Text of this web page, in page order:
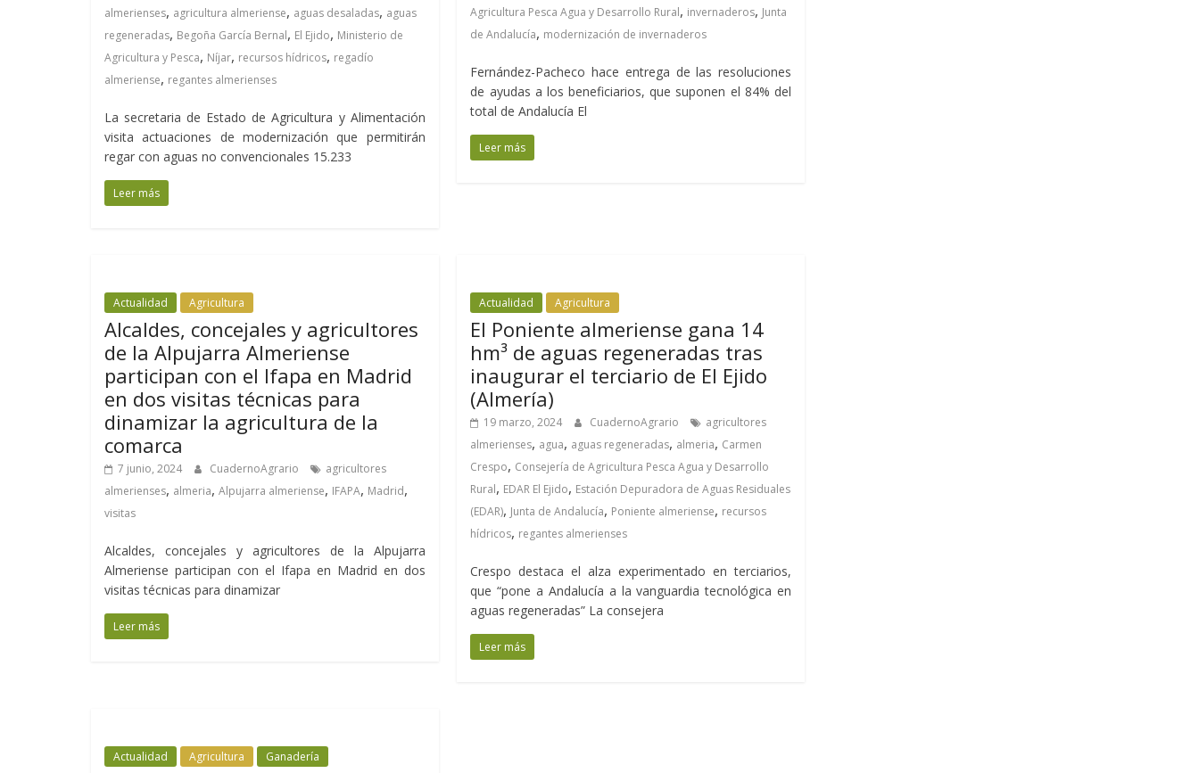
almerienses, agricultura almeriense, aguas desaladas, aguas
regeneradas, Begoña García Bernal, El Ejido, Ministerio de
Agricultura y Pesca, Níjar, recursos hídricos, regadío
almeriense, regantes almerienses
La secretaria de Estado de Agricultura y Alimentación
visita actuaciones de modernización que permitirán
regar con aguas no convencionales 15.233
Leer más
Agricultura Pesca Agua y Desarrollo Rural, invernaderos, Junta
de Andalucía, modernización de invernaderos
Fernández-Pacheco hace entrega de las resoluciones
de ayudas a los beneficiarios, que suponen el 84% del
total de Andalucía El
Leer más
Actualidad Agricultura
Alcaldes, concejales y agricultores
de la Alpujarra Almeriense
participan con el Ifapa en Madrid
en dos visitas técnicas para
dinamizar la agricultura de la
comarca
7 junio, 2024 CuadernoAgrario
agricultores
almerienses, almeria, Alpujarra almeriense, IFAPA, Madrid,
visitas
Alcaldes, concejales y agricultores de la Alpujarra
Almeriense participan con el Ifapa en Madrid en dos
visitas técnicas para dinamizar
Leer más
Actualidad Agricultura
El Poniente almeriense gana 14
hm³ de aguas regeneradas tras
inaugurar el terciario de El Ejido
(Almería)
19 marzo, 2024 CuadernoAgrario
agricultores
almerienses, agua, aguas regeneradas, almeria, Carmen
Crespo, Consejería de Agricultura Pesca Agua y Desarrollo
Rural, EDAR El Ejido, Estación Depuradora de Aguas Residuales
(EDAR), Junta de Andalucía, Poniente almeriense, recursos
hídricos, regantes almerienses
Crespo destaca el alza experimentado en terciarios,
que “pone a Andalucía a la vanguardia tecnológica en
aguas regeneradas” La consejera
Leer más
Actualidad Agricultura Ganadería